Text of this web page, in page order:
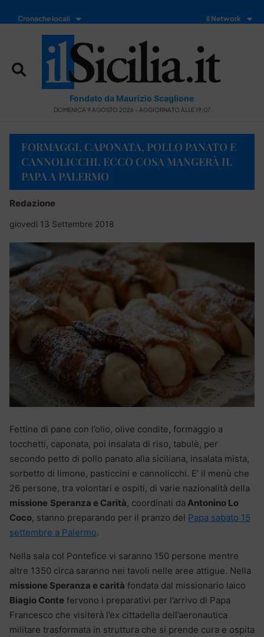
Cronache locali Il Network
Fondato da Maurizio Scaglione
DOMENICA 9 AGOSTO 2026 - AGGIORNATO ALLE 19:07
FORMAGGI, CAPONATA, POLLO PANATO E
CANNOLICCHI. ECCO COSA MANGERÀ IL
PAPA A PALERMO
Redazione
giovedì 13 Settembre 2018
Fettine di pane con l’olio, olive condite, formaggio a
tocchetti, caponata, poi insalata di riso, tabulè, per
secondo petto di pollo panato alla siciliana, insalata mista,
sorbetto di limone, pasticcini e cannolicchi. E’ il menù che
26 persone, tra volontari e ospiti, di varie nazionalità della
missione Speranza e Carità, coordinati da Antonino Lo
Coco, stanno preparando per il pranzo del Papa sabato 15
settembre a Palermo.
Nella sala col Pontefice vi saranno 150 persone mentre
altre 1350 circa saranno nei tavoli nelle aree attigue. Nella
missione Speranza e carità fondata dal missionario laico
Biagio Conte fervono i preparativi per l’arrivo di Papa
Francesco che visiterà l’ex cittadella dell’aeronautica
militare trasformata in struttura che si prende cura e ospita